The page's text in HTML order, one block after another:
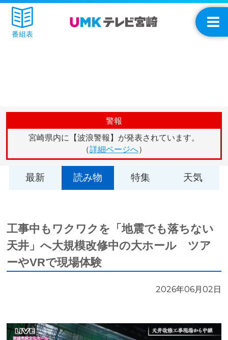
番組表
警報
宮崎県内に【波浪警報】が発表されています。
（詳細ページへ）
最新 読み物 特集 天気
工事中もワクワクを「地震でも落ちない
天井」へ大規模改修中の大ホール ツア
ーやVRで現場体験
2026年06月02日